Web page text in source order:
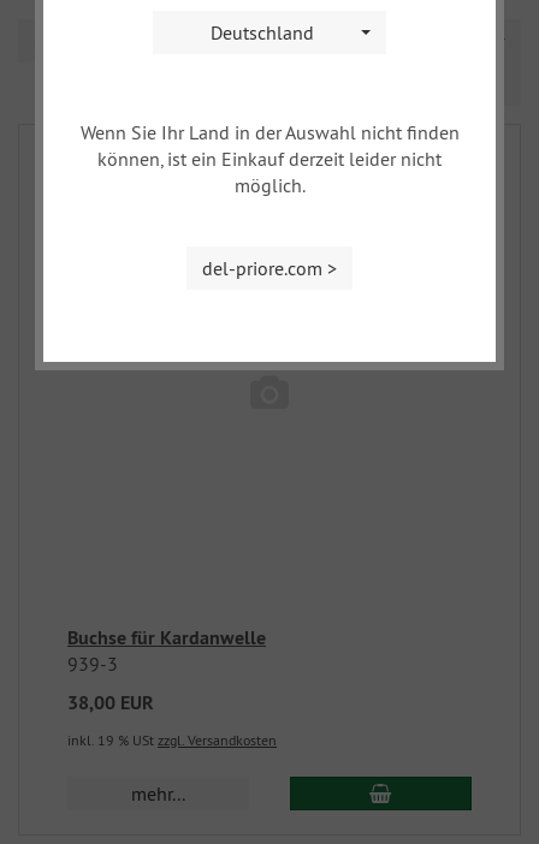
Buchse für Kardanwelle
939-3
38,00 EUR
inkl. 19 % USt zzgl. Versandkosten
mehr...
Deutschland
Wenn Sie Ihr Land in der Auswahl nicht finden
können, ist ein Einkauf derzeit leider nicht
möglich.
del-priore.com >